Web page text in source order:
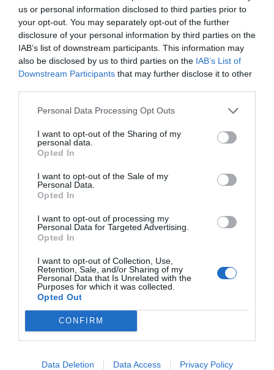
us or personal information disclosed to third parties prior to
your opt-out. You may separately opt-out of the further
disclosure of your personal information by third parties on the
IAB’s list of downstream participants. This information may
also be disclosed by us to third parties on the IAB’s List of
Downstream Participants that may further disclose it to other
Personal Data Processing Opt Outs
I want to opt-out of the Sharing of my
personal data.
Opted In
I want to opt-out of the Sale of my
Personal Data.
Opted In
I want to opt-out of processing my
Personal Data for Targeted Advertising.
Opted In
I want to opt-out of Collection, Use,
Retention, Sale, and/or Sharing of my
Personal Data that Is Unrelated with the
Purposes for which it was collected.
Opted Out
CONFIRM
Data Deletion Data Access Privacy Policy